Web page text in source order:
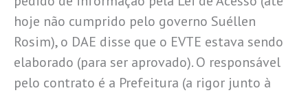
hoje não cumprido pelo governo Suéllen
Rosim), o DAE disse que o EVTE estava sendo
elaborado (para ser aprovado). O responsável
pelo contrato é a Prefeitura (a rigor junto à